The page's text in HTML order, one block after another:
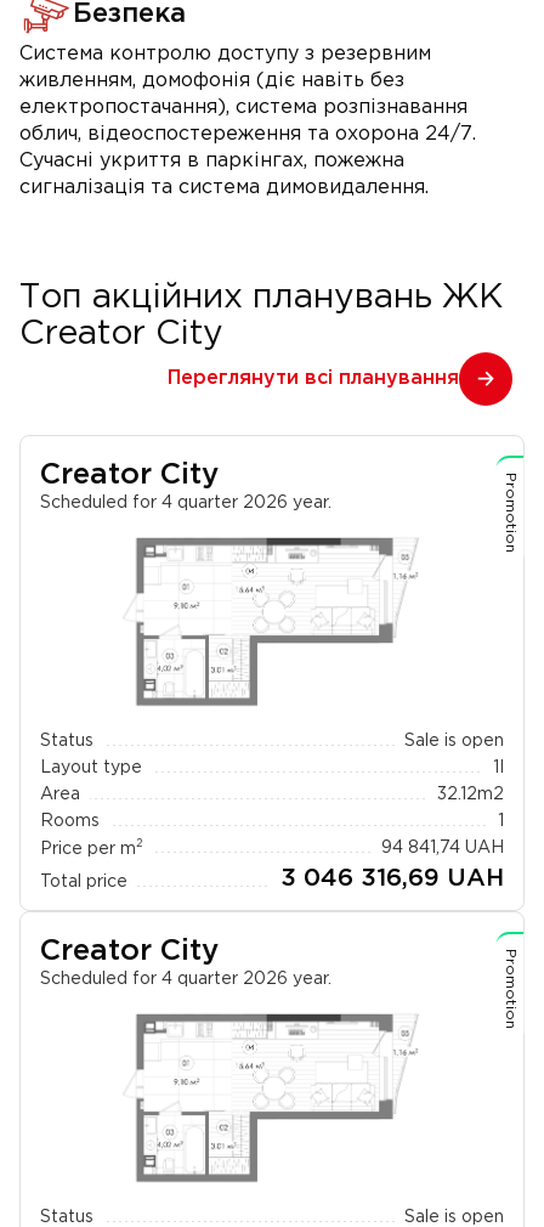
Безпека
Система контролю доступу з резервним
живленням, домофонія (діє навіть без
електропостачання), система розпізнавання
облич, відеоспостереження та охорона 24/7.
Сучасні укриття в паркінгах, пожежна
сигналізація та система димовидалення.
Топ акційних планувань ЖК
Creator City
Переглянути всі планування
Creator City
Scheduled for 4 quarter 2026 year.
Status
Sale is open
Layout type
Area
32.12m2
Rooms
Price per m 2 94 841,74 UAH
Total price 3 046 316,69 UAH
Promotion
Creator City
Scheduled for 4 quarter 2026 year.
Status
Sale is open
Promotion